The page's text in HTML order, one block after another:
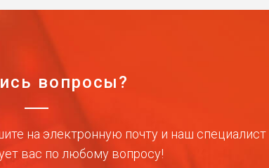
вопросы?
на электронную почту и наш специалист
вас по любому вопросу!